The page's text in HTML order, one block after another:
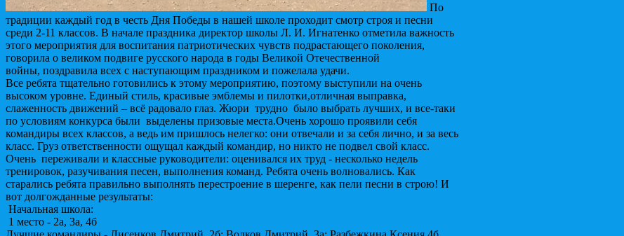
По
традиции каждый год в честь Дня Победы в нашей школе проходит смотр строя и песни
среди 2-11 классов. В начале праздника директор школы Л. И. Игнатенко отметила важность
этого мероприятия для воспитания патриотических чувств подрастающего поколения,
говорила о великом подвиге русского народа в годы Великой Отечественной
войны, поздравила всех с наступающим праздником и пожелала удачи.
Все ребята тщательно готовились к этому мероприятию, поэтому выступили на очень
высоком уровне. Единый стиль, красивые эмблемы и пилотки,отличная выправка,
слаженность движений – всё радовало глаз. Жюри трудно было выбрать лучших, и все-таки
по условиям конкурса были выделены призовые места.Очень хорошо проявили себя
командиры всех классов, а ведь им пришлось нелегко: они отвечали и за себя лично, и за весь
класс. Груз ответственности ощущал каждый командир, но никто не подвел свой класс.
Очень переживали и классные руководители: оценивался их труд - несколько недель
тренировок, разучивания песен, выполнения команд. Ребята очень волновались. Как
старались ребята правильно выполнять перестроение в шеренге, как пели песни в строю! И
вот долгожданные результаты:
Начальная школа:
1 место - 2а, 3а, 4б